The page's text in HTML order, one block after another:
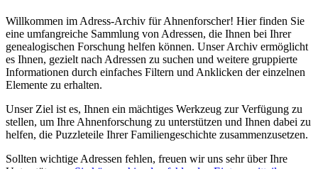
Willkommen im Adress-Archiv für Ahnenforscher! Hier finden Sie
eine umfangreiche Sammlung von Adressen, die Ihnen bei Ihrer
genealogischen Forschung helfen können. Unser Archiv ermöglicht
es Ihnen, gezielt nach Adressen zu suchen und weitere gruppierte
Informationen durch einfaches Filtern und Anklicken der einzelnen
Elemente zu erhalten.
Unser Ziel ist es, Ihnen ein mächtiges Werkzeug zur Verfügung zu
stellen, um Ihre Ahnenforschung zu unterstützen und Ihnen dabei zu
helfen, die Puzzleteile Ihrer Familiengeschichte zusammenzusetzen.
Sollten wichtige Adressen fehlen, freuen wir uns sehr über Ihre